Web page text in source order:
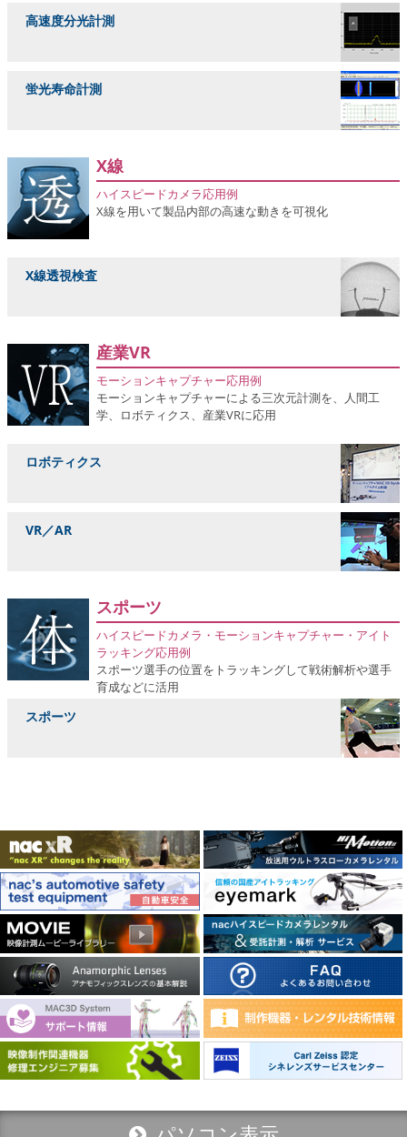
高速度分光計測
蛍光寿命計測
X線
ハイスピードカメラ応用例
X線を用いて製品内部の高速な動きを可視化
X線透視検査
産業VR
モーションキャプチャー応用例
モーションキャプチャーによる三次元計測を、人間工
学、ロボティクス、産業VRに応用
ロボティクス
VR／AR
スポーツ
ハイスピードカメラ・モーションキャプチャー・アイト
ラッキング応用例
スポーツ選手の位置をトラッキングして戦術解析や選手
育成などに活用
スポーツ